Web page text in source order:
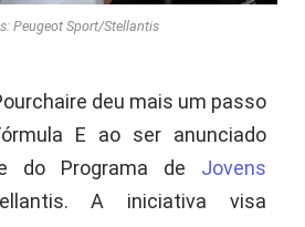
Peugeot Sport/Stellantis
deu mais um passo
E ao ser anunciado
do Programa de Jovens
A iniciativa visa